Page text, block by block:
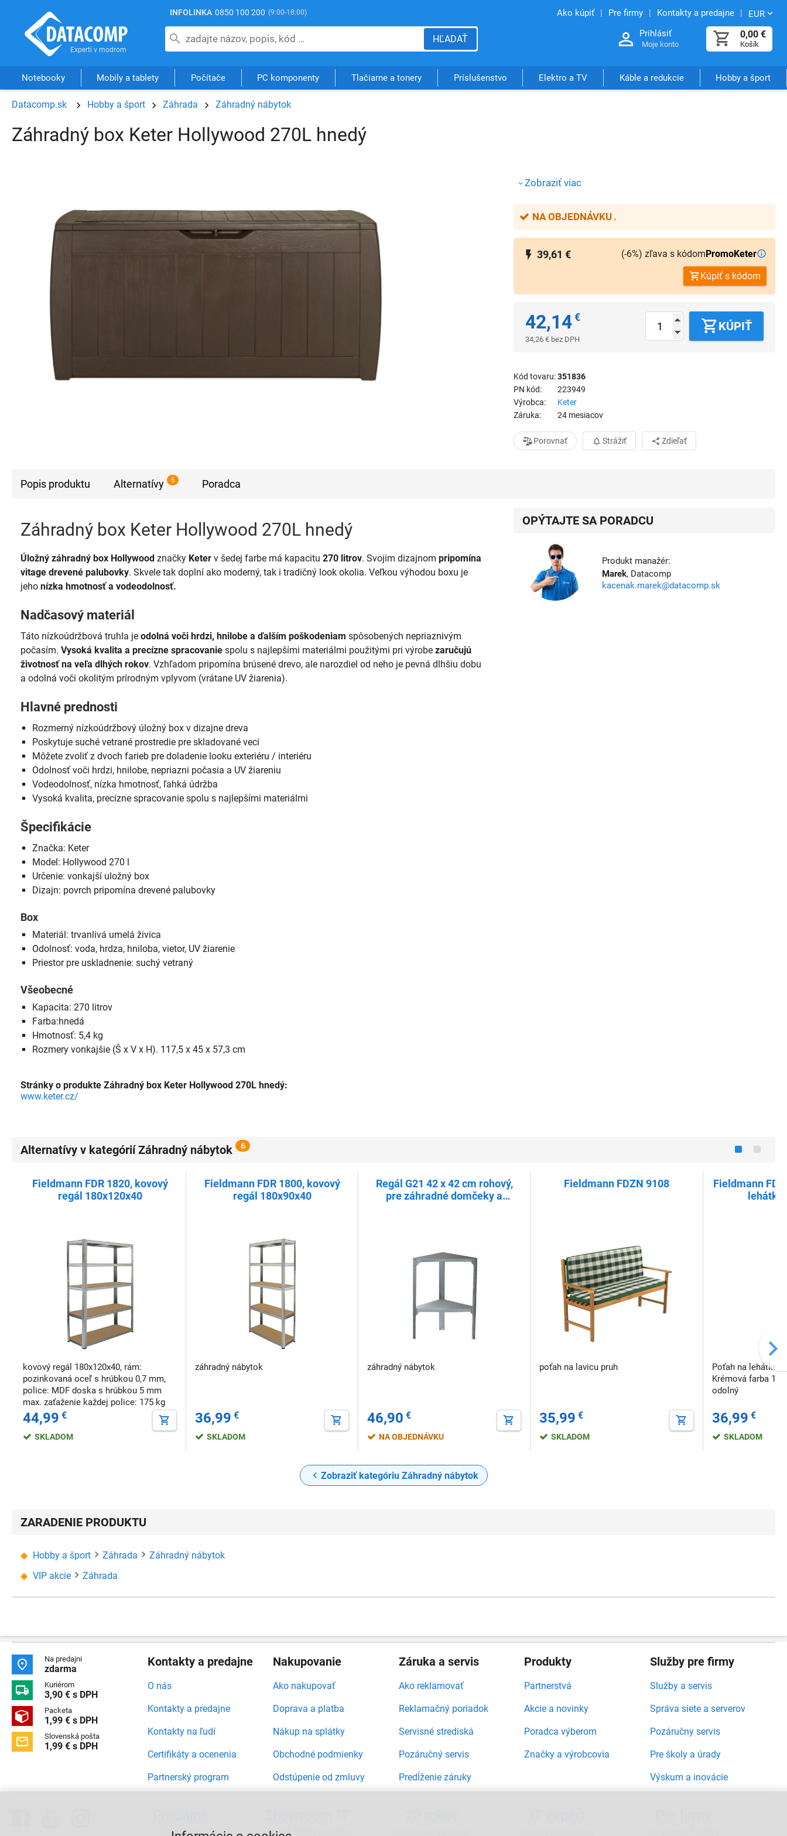
INFOLINKA 0850 100 200 (9:00-18:00) Ako kúpiť Pre firmy Kontakty a predajne EUR
0,00 €
Košík
Prihlásiť
Moje konto
HĽADAŤ
Notebooky Mobily a tablety Počítače PC komponenty Tlačiarne a tonery Príslušenstvo Elektro a TV Káble a redukcie Hobby a šport
Datacomp.sk Hobby a šport Záhrada Záhradný nábytok
Záhradný box Keter Hollywood 270L hnedý
Zobraziť viac
NA OBJEDNÁVKU
39,61 € (-6%) zľava s kódomPromoKeter
Kúpiť s kódom
42,14€
34,26 € bez DPH
KÚPIŤ
Kód tovaru 351836
PN kód
223949
Výrobca
Keter
Záruka
24 mesiacov
Porovnať Strážiť Zdieľať
Popis produktu Alternatívy 6 Poradca
Záhradný box Keter Hollywood 270L hnedý
Úložný záhradný box Hollywood značky Keter v šedej farbe má kapacitu 270 litrov. Svojim dizajnom pripomína
vitage drevené palubovky. Skvele tak doplní ako moderný, tak i tradičný look okolia. Veľkou výhodou boxu je
jeho nízka hmotnosť a vodeodolnosť.
Nadčasový materiál
Táto nízkoúdržbová truhla je odolná voči hrdzi, hnilobe a ďalším poškodeniam spôsobených nepriaznivým
počasím. Vysoká kvalita a precízne spracovanie spolu s najlepšími materiálmi použitými pri výrobe zaručujú
životnosť na veľa dlhých rokov. Vzhľadom pripomína brúsené drevo, ale narozdiel od neho je pevná dlhšiu dobu
a odolná voči okolitým prírodným vplyvom (vrátane UV žiarenia).
Hlavné prednosti
Rozmerný nízkoúdržbový úložný box v dizajne dreva
Poskytuje suché vetrané prostredie pre skladované veci
Môžete zvoliť z dvoch farieb pre doladenie looku exteriéru / interiéru
Odolnosť voči hrdzi, hnilobe, nepriazni počasia a UV žiareniu
Vodeodolnosť, nízka hmotnosť, ľahká údržba
Vysoká kvalita, precízne spracovanie spolu s najlepšími materiálmi
Špecifikácie
Značka: Keter
Model: Hollywood 270 l
Určenie: vonkajší uložný box
Dizajn: povrch pripomína drevené palubovky
Box
Materiál: trvanlivá umelá živica
Odolnosť: voda, hrdza, hniloba, vietor, UV žiarenie
Priestor pre uskladnenie: suchý vetraný
Všeobecné
Kapacita: 270 litrov
Farba:hnedá
Hmotnosť: 5,4 kg
Rozmery vonkajšie (Š x V x H). 117,5 x 45 x 57,3 cm
Stránky o produkte Záhradný box Keter Hollywood 270L hnedý:
www.keter.cz/
OPÝTAJTE SA PORADCU
Produkt manažér:
Marek, Datacomp
kacenak.marek@datacomp.sk
Alternatívy v kategórií Záhradný nábytok 6
Fieldmann FDR 1820, kovový
regál 180x120x40
kovový regál 180x120x40, rám:
pozinkovaná oceľ s hrúbkou 0,7 mm,
police: MDF doska s hrúbkou 5 mm
max. zaťaženie každej police: 175 kg
44,99 €
SKLADOM
Fieldmann FDR 1800, kovový
regál 180x90x40
záhradný nábytok
36,99 €
SKLADOM
Regál G21 42 x 42 cm rohový,
pre záhradné domčeky a
záhradný nábytok
46,90 €
NA OBJEDNÁVKU
Fieldmann FDZN 9108
poťah na lavicu pruh
35,99 €
SKLADOM
Fieldmann
Poťah na lehátko
Krémová farba
odolný
36,99 €
SKLADOM
Zobraziť kategóriu Záhradný nábytok
ZARADENIE PRODUKTU
Hobby a šport Záhrada
Záhradný nábytok
VIP akcie
Záhrada
 Na predajni
zdarma
 Kuriérom
3,90 € s DPH
 Packeta
1,99 € s DPH
 Slovenská pošta
1,99 € s DPH
Kontakty a predajne
O nás
Kontakty a predajne
Kontakty na ľudí
Certifikáty a ocenenia
Partnerský program
Nakupovanie
Ako nakupovať
Doprava a platba
Nákup na splátky
Obchodné podmienky
Odstúpenie od zmluvy
Záruka a servis
Ako reklamovať
Reklamačný poriadok
Servisné strediská
Pozáručný servis
Predĺženie záruky
Produkty
Partnerstvá
Akcie a novinky
Poradca výberom
Značky a výrobcovia
Služby pre firmy
Služby a servis
Správa siete a serverov
Pozáručny servis
Pre školy a úrady
Výskum a inovácie
Bratislava, viac ako 5000 produktov